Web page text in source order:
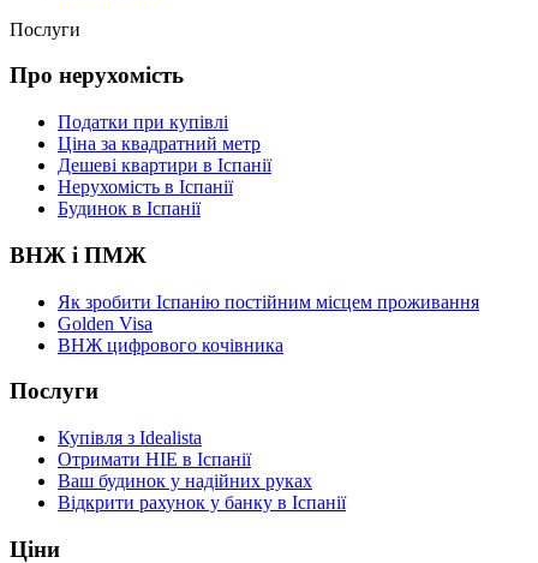
Послуги
Про нерухомість
Податки при купівлі
Ціна за квадратний метр
Дешеві квартири в Іспанії
Нерухомість в Іспанії
Будинок в Іспанії
ВНЖ і ПМЖ
Як зробити Іспанію постійним місцем проживання
Golden Visa
ВНЖ цифрового кочівника
Послуги
Купівля з Idealista
Отримати НІЕ в Іспанії
Ваш будинок у надійних руках
Відкрити рахунок у банку в Іспанії
Ціни